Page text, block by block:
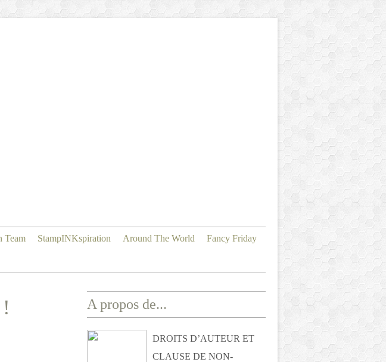
Team StampINKspiration Around The World Fancy Friday
A propos de...
DROITS D’AUTEUR ET
CLAUSE DE NON-